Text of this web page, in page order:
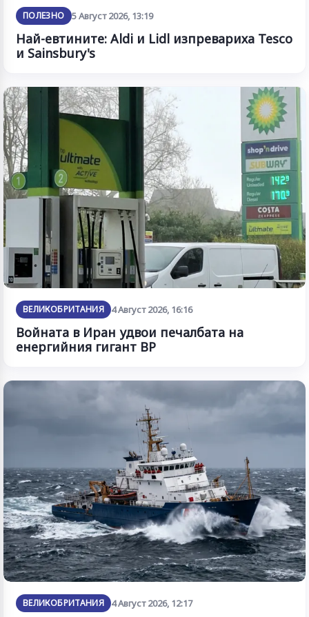
ПОЛЕЗНО 5 Август 2026, 13:19
Най-евтините: Aldi и Lidl изпревариха Tesco
и Sainsbury's
ВЕЛИКОБРИТАНИЯ 4 Август 2026, 16:16
Войната в Иран удвои печалбата на
енергийния гигант BP
ВЕЛИКОБРИТАНИЯ 4 Август 2026, 12:17